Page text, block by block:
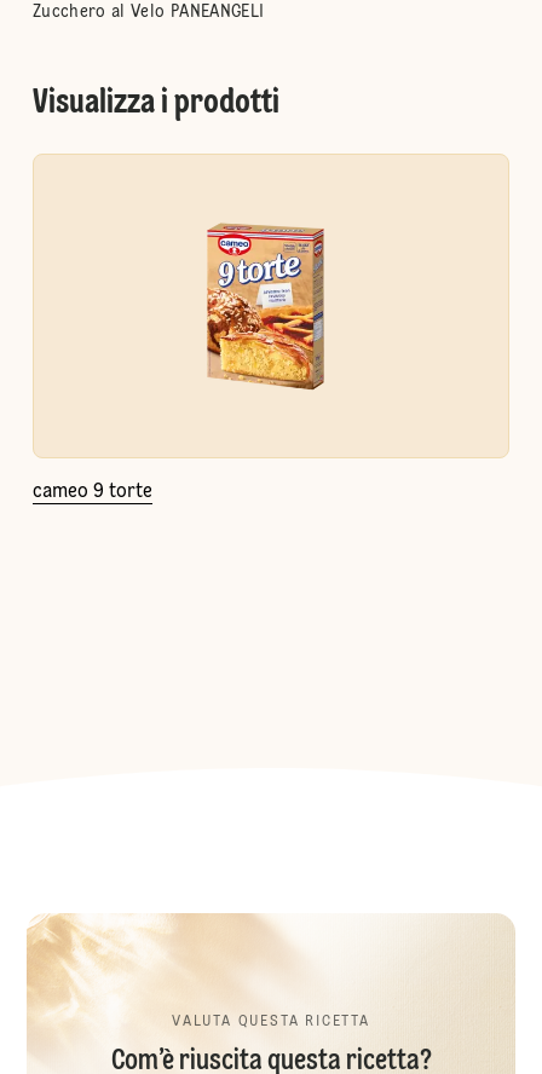
Zucchero al Velo PANEANGELI
Visualizza i prodotti
cameo 9 torte
VALUTA QUESTA RICETTA
Com’è riuscita questa ricetta?